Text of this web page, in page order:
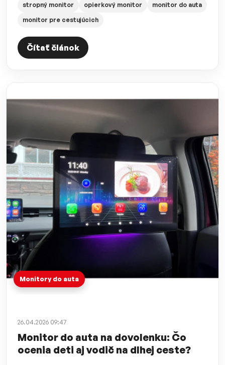
stropný monitor opierkový monitor
monitor do auta
monitor pre cestujúcich
Čítať článok
Monitory do auta
26.04.2026 09:47
Monitor do auta na dovolenku: Čo
ocenia deti aj vodič na dlhej ceste?